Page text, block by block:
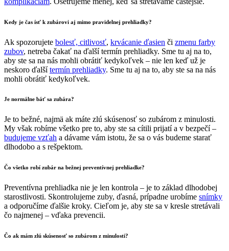
Kedy je čas ísť k zubárovi aj mimo pravidelnej prehliadky?
Ak spozorujete bolesť, citlivosť, krvácanie ďasien či zmenu farby
zubov, netreba čakať na ďalší termín prehliadky. Sme tu aj na to,
aby ste sa na nás mohli obrátiť kedykoľvek – nie len keď už je
neskoro ďalšítermín prehliadky. Sme tu aj na to, aby ste sa na nás
mohli obrátiť kedykoľvek.
Je normálne báť sa zubára?
Je to bežné, najmä ak máte zlú skúsenosť so zubárom z minulosti.
My však robíme všetko pre to, aby ste sa cítili prijatí a v bezpečí –
budujeme vzťah a dávame vám istotu, že sa o vás budeme starať
dlhodobo a s rešpektom.
Čo všetko robí zubár na bežnej preventívnej prehliadke?
Preventívna prehliadka nie je len kontrola – je to základ dlhodobej
starostlivosti. Skontrolujeme zuby, ďasná, prípadne urobíme snímky
a odporučíme ďalšie kroky. Cieľom je, aby ste sa v kresle stretávali
čo najmenej – vďaka prevencii.
Čo ak mám zlú skúsenosť so zubárom z minulosti?